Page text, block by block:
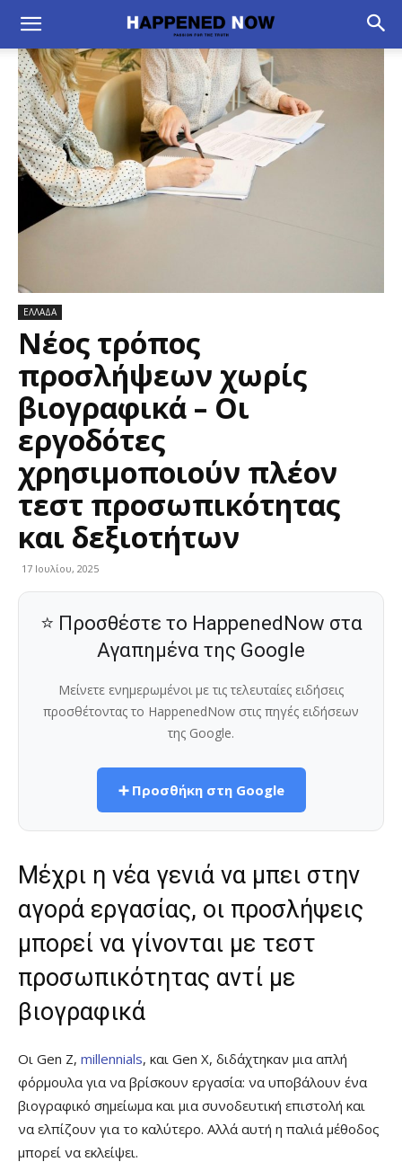
ΕΛΛΑΔΑ
Νέος τρόπος
προσλήψεων χωρίς
βιογραφικά – Οι
εργοδότες
χρησιμοποιούν πλέον
τεστ προσωπικότητας
και δεξιοτήτων
17 Ιουλίου, 2025
⭐ Προσθέστε το HappenedNow στα
Αγαπημένα της Google
Μείνετε ενημερωμένοι με τις τελευταίες ειδήσεις
προσθέτοντας το HappenedNow στις πηγές ειδήσεων
της Google.
➕ Προσθήκη στη Google
Μέχρι η νέα γενιά να μπει στην
αγορά εργασίας, οι προσλήψεις
μπορεί να γίνονται με τεστ
προσωπικότητας αντί με
βιογραφικά
Οι Gen Z, millennials, και Gen X, διδάχτηκαν μια απλή
φόρμουλα για να βρίσκουν εργασία: να υποβάλουν ένα
βιογραφικό σημείωμα και μια συνοδευτική επιστολή και
να ελπίζουν για το καλύτερο. Αλλά αυτή η παλιά μέθοδος
μπορεί να εκλείψει.